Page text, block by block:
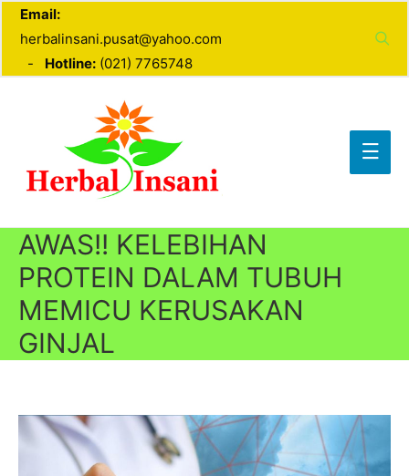
Email:
herbalinsani.pusat@yahoo.com
- Hotline: (021) 7765748
AWAS!! KELEBIHAN
PROTEIN DALAM TUBUH
MEMICU KERUSAKAN
GINJAL